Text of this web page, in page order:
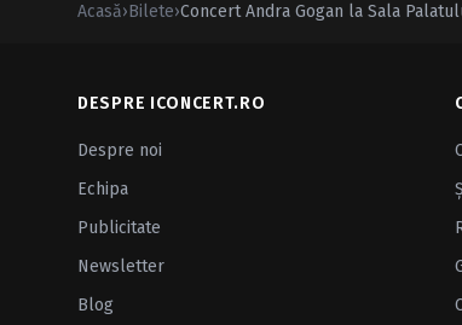
Acasă›Bilete›Concert Andra Gogan la Sala
DESPRE ICONCERT.RO
Despre noi
Echipa
Publicitate
Newsletter
Blog